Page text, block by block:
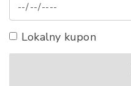
Lokalny kupon